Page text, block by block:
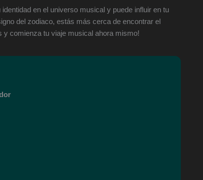
identidad en el universo musical y puede influir en tu
del zodiaco, estás más cerca de encontrar el
y comienza tu viaje musical ahora mismo!